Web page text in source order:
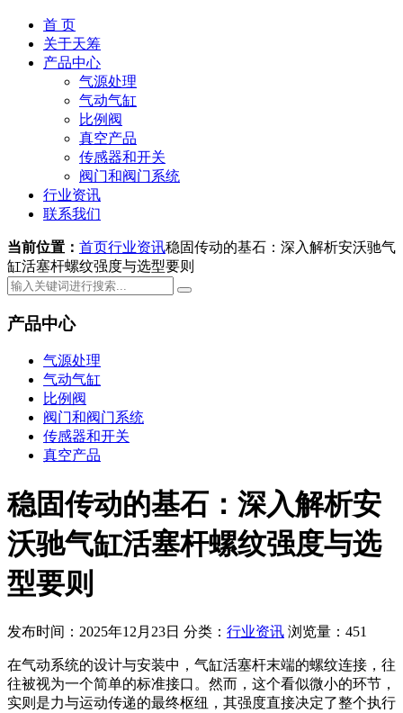
首 页
关于天筹
产品中心
气源处理
气动气缸
比例阀
真空产品
传感器和开关
阀门和阀门系统
行业资讯
联系我们
当前位置： 首页行业资讯稳固传动的基石：深入解析安沃驰气
缸活塞杆螺纹强度与选型要则
产品中心
气源处理
气动气缸
比例阀
阀门和阀门系统
传感器和开关
真空产品
稳固传动的基石：深入解析安
沃驰气缸活塞杆螺纹强度与选
型要则
发布时间：2025年12月23日 分类： 行业资讯 浏览量：451
在气动系统的设计与安装中，气缸活塞杆末端的螺纹连接，往
往被视为一个简单的标准接口。然而，这个看似微小的环节，
实则是力与运动传递的最终枢纽，其强度直接决定了整个执行